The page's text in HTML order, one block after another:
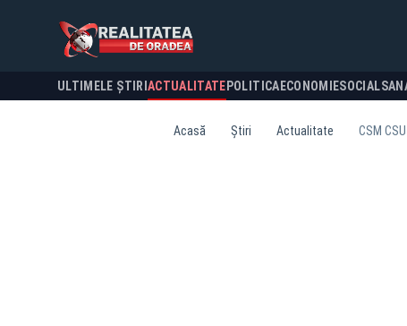
ULTIMELE ȘTIRI ACTUALITATE POLITICA ECONOMIESOCIAL
Acasă Știri Actualitate CSM